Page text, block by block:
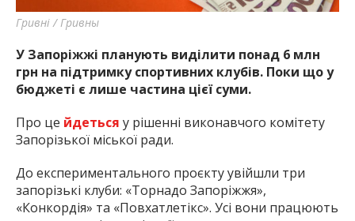
Гривні / Гривны
У Запоріжжі планують виділити понад 6 млн
грн на підтримку спортивних клубів. Поки що у
бюджеті є лише частина цієї суми.
Про це йдеться у рішенні виконавчого комітету
Запорізької міської ради.
До експериментального проєкту увійшли три
запорізькі клуби: «Торнадо Запоріжжя»,
«Конкордія» та «Повхатлетікс». Усі вони працюють